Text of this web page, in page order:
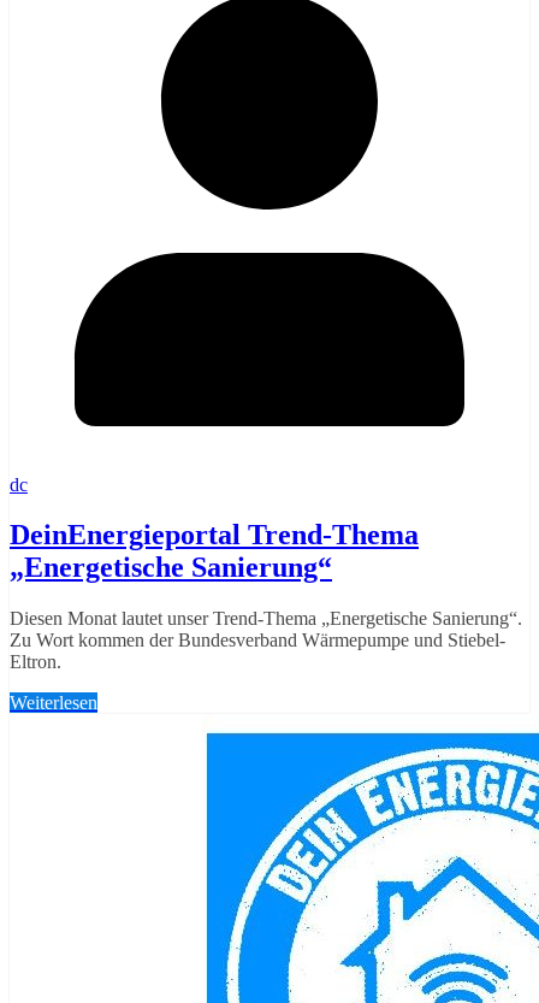
dc
DeinEnergieportal Trend-Thema
„Energetische Sanierung“
Diesen Monat lautet unser Trend-Thema „Energetische Sanierung“.
Zu Wort kommen der Bundesverband Wärmepumpe und Stiebel-
Eltron.
Weiterlesen